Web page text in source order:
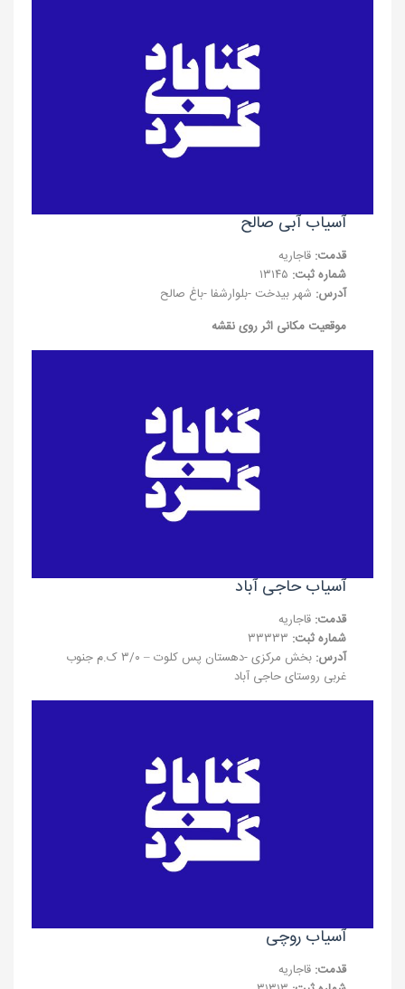
آسیاب آبی صالح
قدمت:قاجاریه
شماره ثبت: ۱۳۱۴۵
آدرس: شهر بیدخت -بلوارشفا -باغ صالح
موقعیت مکانی اثر روی نقشه
آسیاب حاجی آباد
قدمت:قاجاریه
شماره ثبت: ۳۳۳۳۳
آدرس:
بخش مرکزی -دهستان پس کلوت – ۳/۰ ک.م جنوب
غربی روستای حاجی آباد
آسیاب روچی
قدمت:قاجاریه